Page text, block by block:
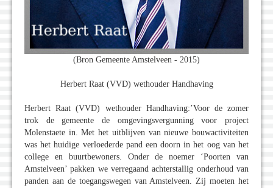
(Bron Gemeente Amstelveen - 2015)
Herbert Raat (VVD) wethouder Handhaving
Herbert Raat (VVD) wethouder Handhaving:’Voor de zomer
trok de gemeente de omgevingsvergunning voor project
Molenstaete in. Met het uitblijven van nieuwe bouwactiviteiten
was het huidige verloederde pand een doorn in het oog van het
college en buurtbewoners. Onder de noemer ‘Poorten van
Amstelveen’ pakken we verregaand achterstallig onderhoud van
panden aan de toegangswegen van Amstelveen. Zij moeten het